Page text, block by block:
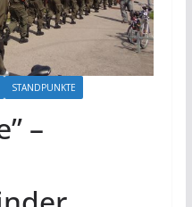
STANDPUNKTE
–